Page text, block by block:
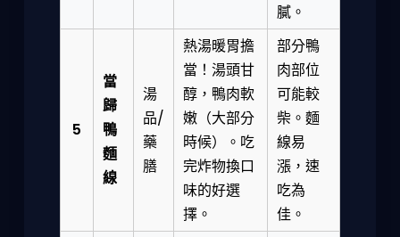
膩。
5
當
歸
鴨
麵
線
湯
品/
藥
膳
熱湯暖胃擔
當！湯頭甘
醇，鴨肉軟
嫩（大部分
時候）。吃
完炸物換口
味的好選
擇。
部分鴨
肉部位
可能較
柴。麵
線易
漲，速
吃為
佳。